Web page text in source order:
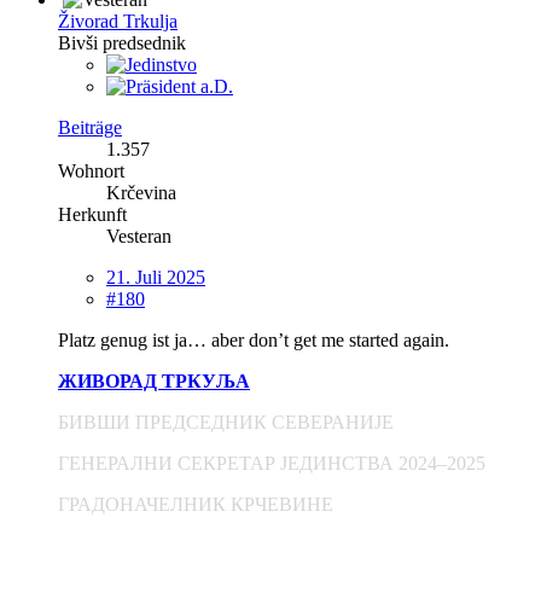
Živorad Trkulja
Bivši predsednik
Beiträge
1.357
Wohnort
Krčevina
Herkunft
Vesteran
21. Juli 2025
#180
Platz genug ist ja… aber don’t get me started again.
ЖИВОРАД ТРКУЉА
БИВШИ ПРЕДСЕДНИК СЕВЕРАНИЈЕ
ГЕНЕРАЛНИ СЕКРЕТАР ЈЕДИНСТВА 2024–2025
ГРАДОНАЧЕЛНИК КРЧЕВИНЕ